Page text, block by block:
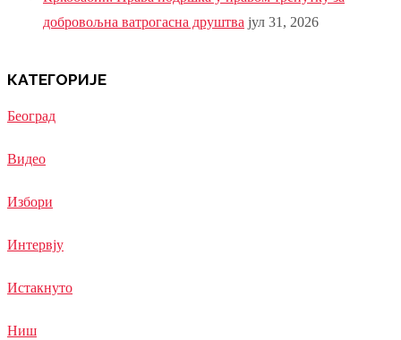
добровољна ватрогасна друштва јул 31, 2026
КАТЕГОРИЈЕ
Београд
Видео
Избори
Интервју
Истакнуто
Ниш